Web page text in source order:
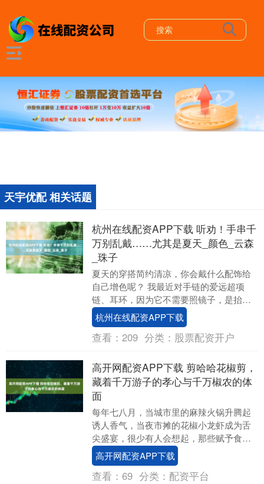
天宇优配 相关话题
杭州在线配资APP下载 听劝！手串千
万别乱戴……尤其是夏天_颜色_云森
_珠子
夏天的穿搭简约清凉，你会戴什么配饰给
自己增色呢？ 我最近对手链的爱远超项
链、耳环，因为它不需要照镜子，是抬手
就能捕捉到的美～ 其中文玩手串，这个曾
被贴上“中老年....
杭州在线配资APP下载
查看： 209 分类： 股票配资开户
高开网配资APP下载 剪哈哈花椒剪，
藏着千万游子的孝心与千万椒农的体
面
每年七八月，当城市里的麻辣火锅升腾起
诱人香气，当夜市摊的花椒小龙虾成为舌
尖盛宴，很少有人会想起，那些赋予食物
灵魂的红花椒，是怎样从枝头走到餐桌。
在陕西韩城的山坡....
高开网配资APP下载
查看： 69 分类： 配资平台